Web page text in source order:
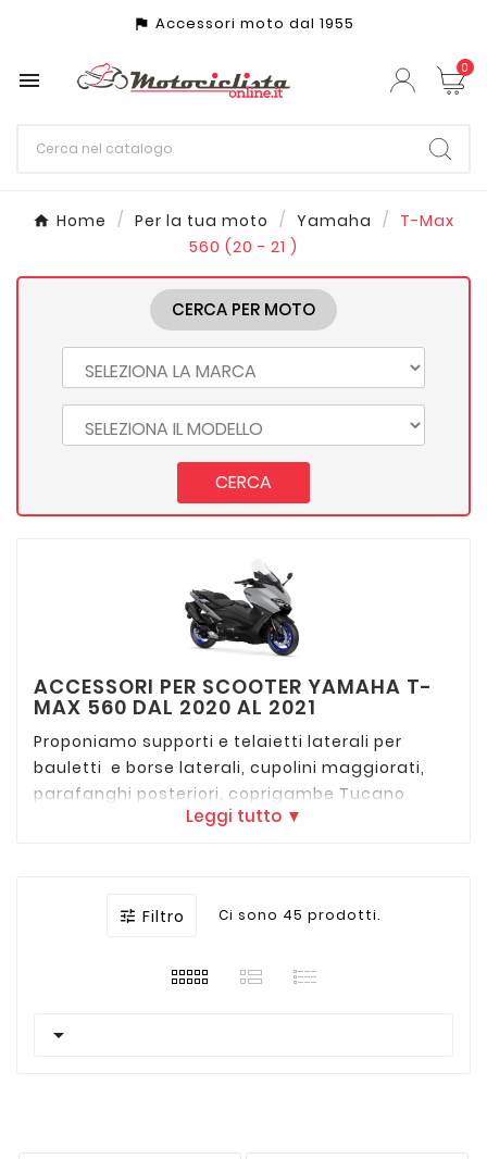
assistant_photo Accessori moto dal 1955
 0
Home Per la tua moto Yamaha
T-Max
560 (20 - 21 )
CERCA PER MOTO
CERCA
ACCESSORI PER SCOOTER YAMAHA T-
MAX 560 DAL 2020 AL 2021
Proponiamo supporti e telaietti laterali per
bauletti e borse laterali, cupolini maggiorati,
parafanghi posteriori, coprigambe Tucano
Urbano R189PRO per Yamaha T-Max 530 dal
Leggi tutto ▼
 Filtro Ci sono 45 prodotti.
